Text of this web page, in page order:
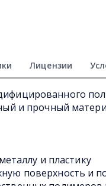
Лицензии
и прочный
и пластику
поверхность и